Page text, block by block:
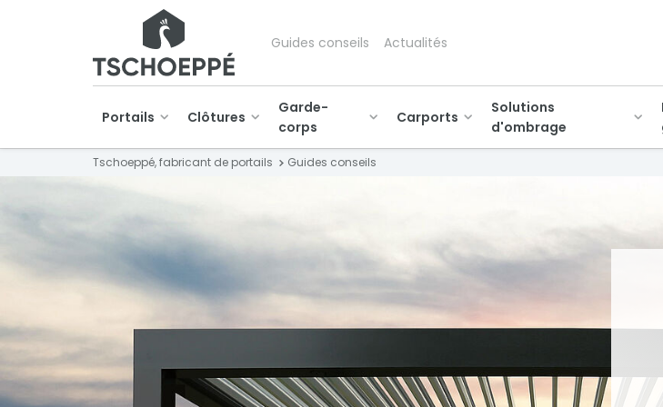
Guides conseils Actualités
Portails Clôtures
Garde-
corps
Carports
Solutions
d'ombrage
Tschoeppé, fabricant de portails Guides conseils